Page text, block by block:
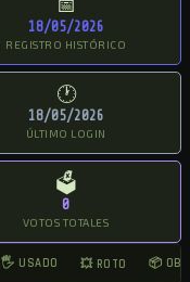
18/05/2026
REGISTRO HISTÓRICO
🕐
18/05/2026
ÚLTIMO LOGIN
🗳
0
VOTOS TOTALES
🖐 USADO 💥 ROTO 📦